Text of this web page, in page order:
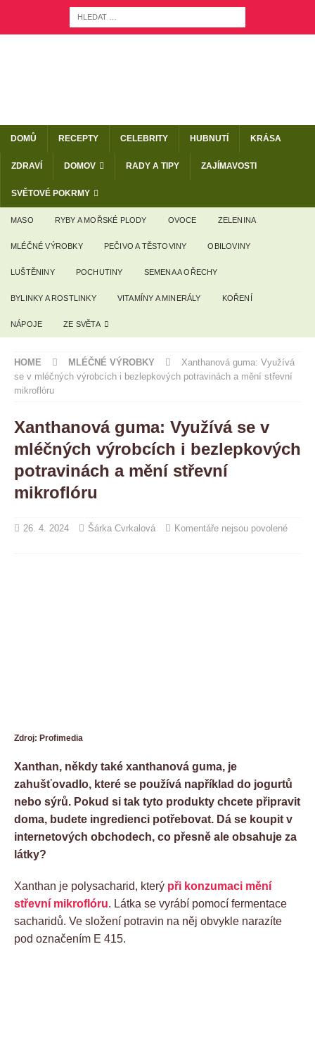
DOMŮ RECEPTY CELEBRITY HUBNUTÍ KRÁSA
ZDRAVÍ DOMOV RADY A TIPY ZAJÍMAVOSTI
SVĚTOVÉ POKRMY
MASO RYBY A MOŘSKÉ PLODY OVOCE ZELENINA
MLÉČNÉ VÝROBKY PEČIVO A TĚSTOVINY OBILOVINY
LUŠTĚNINY POCHUTINY SEMENA A OŘECHY
BYLINKY A ROSTLINKY VITAMÍNY A MINERÁLY KOŘENÍ
NÁPOJE ZE SVĚTA
HOME MLÉČNÉ VÝROBKY
Xanthanová guma: Využívá
se v mléčných výrobcích i bezlepkových potravinách a mění střevní
mikroflóru
Xanthanová guma: Využívá se v
mléčných výrobcích i bezlepkových
potravinách a mění střevní
mikroflóru
26. 4. 2024 Šárka Cvrkalová Komentáře nejsou povolené
Zdroj: Profimedia
Xanthan, někdy také xanthanová guma, je
zahušťovadlo, které se používá například do jogurtů
nebo sýrů. Pokud si tak tyto produkty chcete připravit
doma, budete ingredienci potřebovat. Dá se koupit v
internetových obchodech, co přesně ale obsahuje za
látky?
Xanthan je polysacharid, který při konzumaci mění
střevní mikroflóru. Látka se vyrábí pomocí fermentace
sacharidů. Ve složení potravin na něj obvykle narazíte
pod označením E 415.